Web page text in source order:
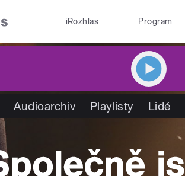
iRozhlas Program
Audioarchiv Playlisty Lidé